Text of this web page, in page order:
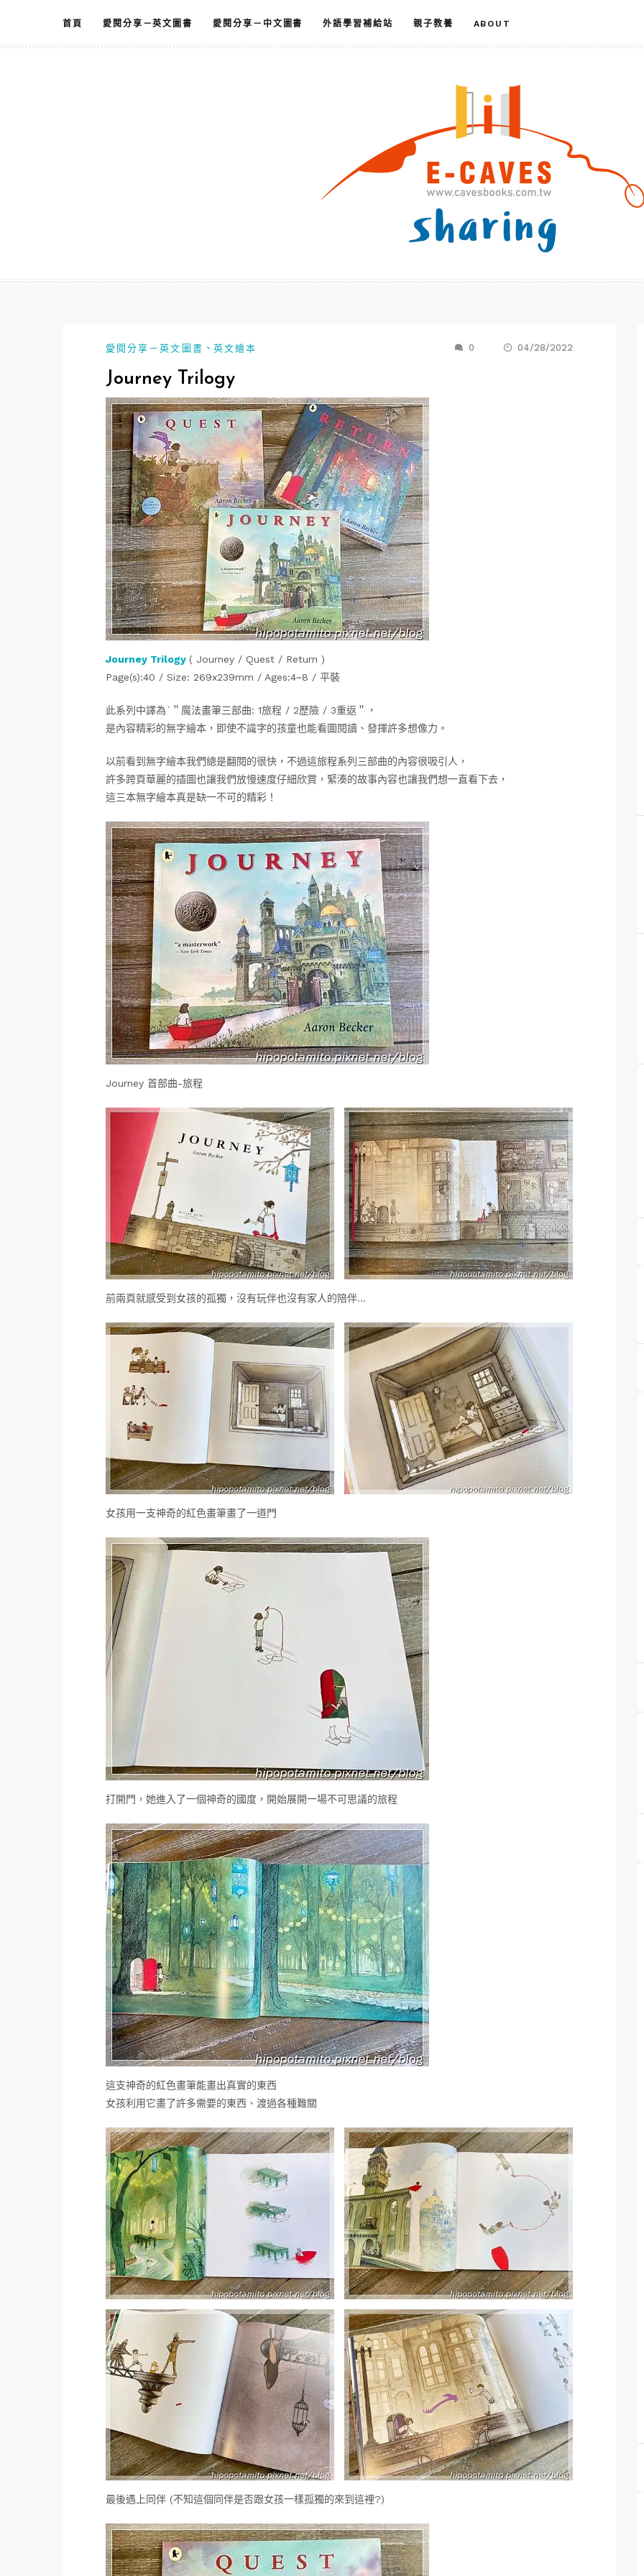
主
首頁 愛閱分享－英文圖書 愛閱分享－中文圖書 外語學習補給站 親子教養 ABOUT
愛閱分享－英文圖書 、 英文繪本 0 04/28/2022
Journey Trilogy
Journey Trilogy ( Journey / Quest / Return )
Page(s):40 / Size: 269x239mm / Ages:4~8 / 平裝
此系列中譯為`＂魔法畫筆三部曲: 1旅程 / 2歷險 / 3重返＂，
是內容精彩的無字繪本，即使不識字的孩童也能看圖閱讀、發揮許多想像力。
以前看到無字繪本我們總是翻閱的很快，不過這旅程系列三部曲的內容很吸引人，
許多跨頁華麗的插圖也讓我們放慢速度仔細欣賞，緊湊的故事內容也讓我們想一直看下去，
這三本無字繪本真是缺一不可的精彩！
Journey 首部曲-旅程
前兩頁就感受到女孩的孤獨，沒有玩伴也沒有家人的陪伴…
女孩用一支神奇的紅色畫筆畫了一道門
打開門，她進入了一個神奇的國度，開始展開一場不可思議的旅程
這支神奇的紅色畫筆能畫出真實的東西
女孩利用它畫了許多需要的東西、渡過各種難關
最後遇上同伴 (不知這個同伴是否跟女孩一樣孤獨的來到這裡?)